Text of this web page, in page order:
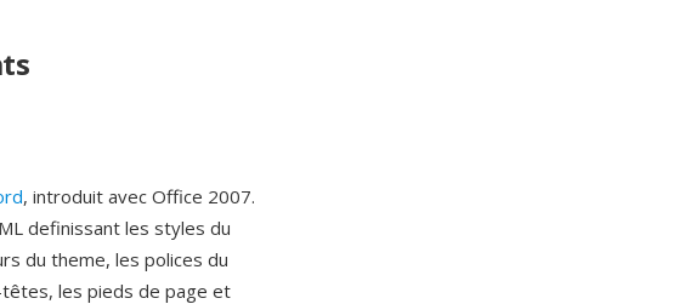
, introduit avec Office 2007.
definissant les styles du
du theme, les polices du
les pieds de page et